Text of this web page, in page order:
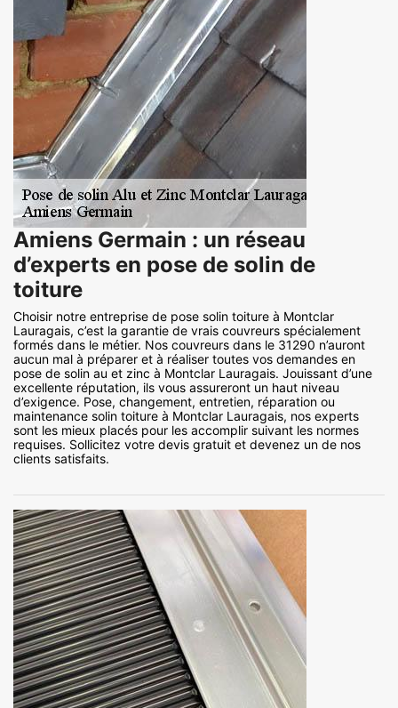
Amiens Germain : un réseau
d’experts en pose de solin de
toiture
Choisir notre entreprise de pose solin toiture à Montclar
Lauragais, c’est la garantie de vrais couvreurs spécialement
formés dans le métier. Nos couvreurs dans le 31290 n’auront
aucun mal à préparer et à réaliser toutes vos demandes en
pose de solin au et zinc à Montclar Lauragais. Jouissant d’une
excellente réputation, ils vous assureront un haut niveau
d’exigence. Pose, changement, entretien, réparation ou
maintenance solin toiture à Montclar Lauragais, nos experts
sont les mieux placés pour les accomplir suivant les normes
requises. Sollicitez votre devis gratuit et devenez un de nos
clients satisfaits.